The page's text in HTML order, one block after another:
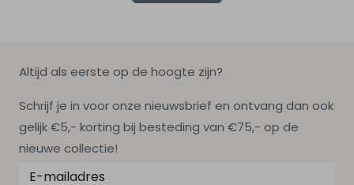
Altijd als eerste op de hoogte zijn?
Schrijf je in voor onze nieuwsbrief en ontvang dan ook
gelijk €5,- korting bij besteding van €75,- op de
nieuwe collectie!